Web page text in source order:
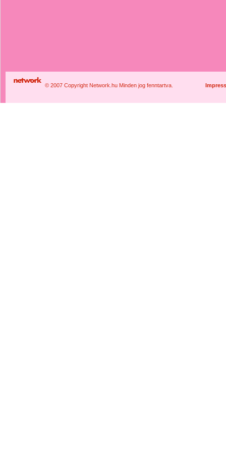
© 2007 Copyright Network.hu Minden jog fenntartva.